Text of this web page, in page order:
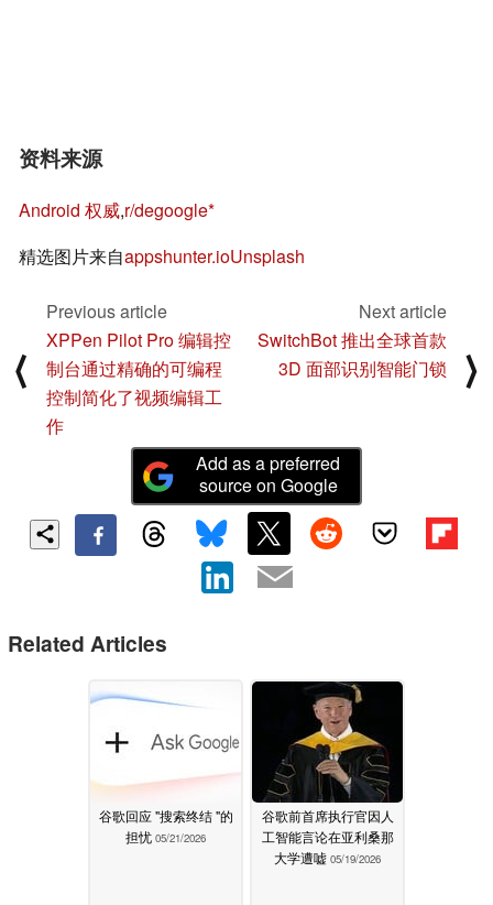
资料来源
Android 权威,r/degoogle
精选图片来自appshunter.ioUnsplash
⟨
Previous article
XPPen Pilot Pro 编辑控
制台通过精确的可编程
控制简化了视频编辑工
作
Next article
SwitchBot 推出全球首款
3D 面部识别智能门锁
⟩
Add as a preferred
source on Google
Related Articles
谷歌回应 "搜索终结 "的
担忧 05/21/2026
谷歌前首席执行官因人
工智能言论在亚利桑那
大学遭嘘 05/19/2026